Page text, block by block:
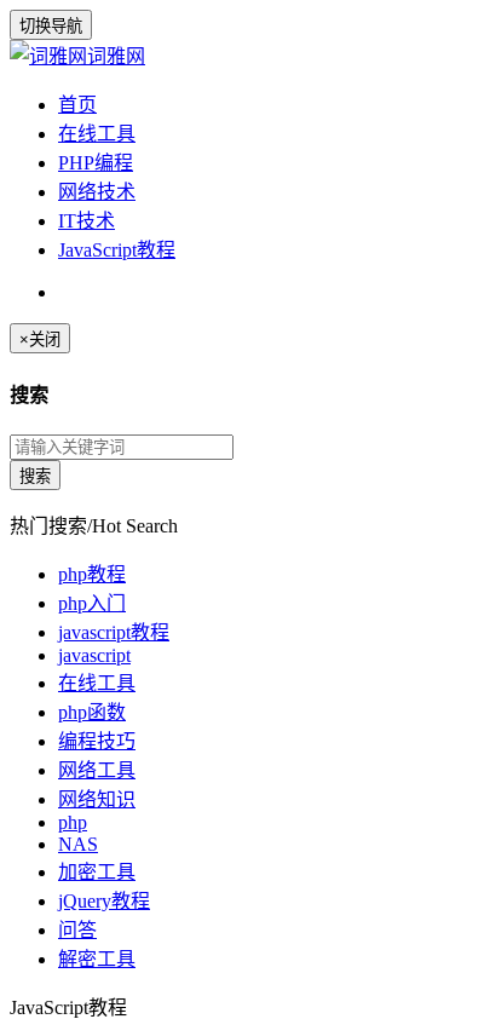
切换导航
词雅网
首页
在线工具
PHP编程
网络技术
IT技术
JavaScript教程
×关闭
搜索
热门搜索/Hot Search
php教程
php入门
javascript教程
javascript
在线工具
php函数
编程技巧
网络工具
网络知识
php
NAS
加密工具
jQuery教程
问答
解密工具
JavaScript教程